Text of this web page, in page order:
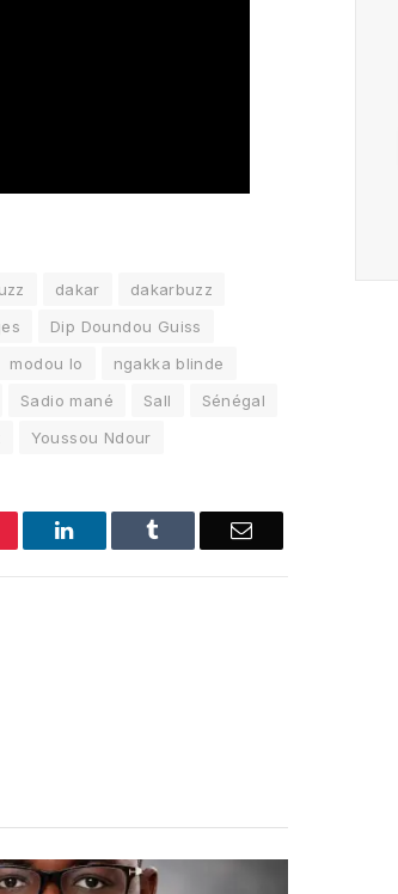
dakar
dakarbuzz
Dip Doundou Guiss
modou lo
ngakka blinde
Sadio mané Sall
Sénégal
Youssou Ndour
LinkedIn Email